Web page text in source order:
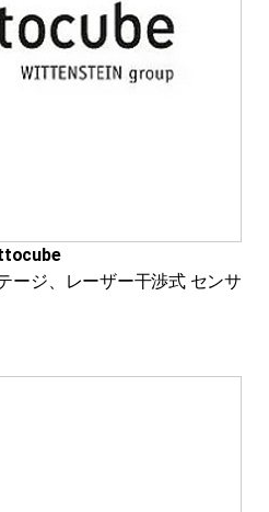
ージ、レーザー干渉式 センサ